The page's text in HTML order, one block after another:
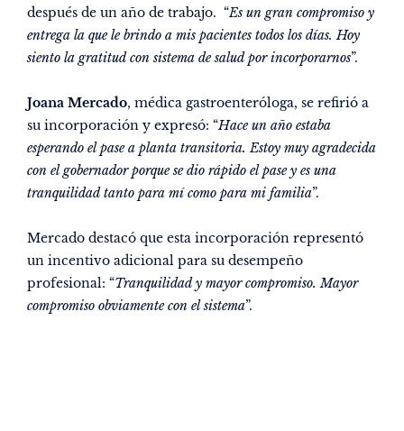
después de un año de trabajo. “Es un gran compromiso y
entrega la que le brindo a mis pacientes todos los días. Hoy
siento la gratitud con sistema de salud por incorporarnos”.
Joana Mercado, médica gastroenteróloga, se refirió a
su incorporación y expresó: “Hace un año estaba
esperando el pase a planta transitoria. Estoy muy agradecida
con el gobernador porque se dio rápido el pase y es una
tranquilidad tanto para mí como para mi familia”.
Mercado destacó que esta incorporación representó
un incentivo adicional para su desempeño
profesional: “Tranquilidad y mayor compromiso. Mayor
compromiso obviamente con el sistema”.